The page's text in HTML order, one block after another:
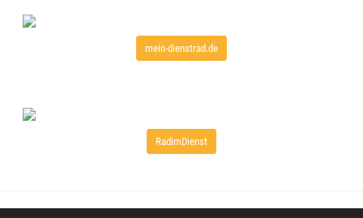
mein-dienstrad.de
RadimDienst